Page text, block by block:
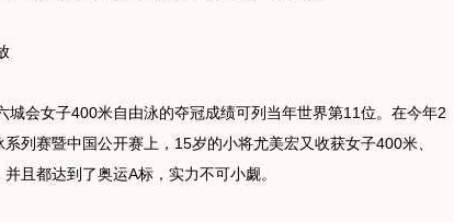
会女子400米自由泳的夺冠成绩可列当年世界第11位。在今年2
系列赛暨中国公开赛上，15岁的小将尤美宏又收获女子400米、
且都达到了奥运A标，实力不可小觑。